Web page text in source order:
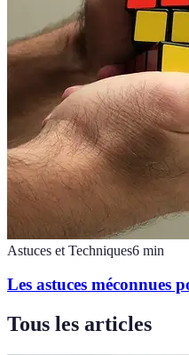
Astuces et Techniques6 min
Les astuces méconnues
Tous les articles